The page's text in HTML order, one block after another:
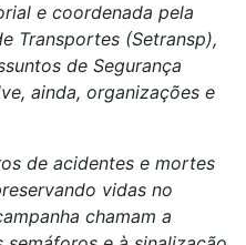
e coordenada pela
Transportes (Setransp),
de Segurança
ainda, organizações e
de acidentes e mortes
vidas no
chamam a